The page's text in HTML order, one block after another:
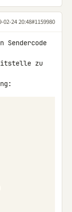
02-24 20:48#1159980
zu